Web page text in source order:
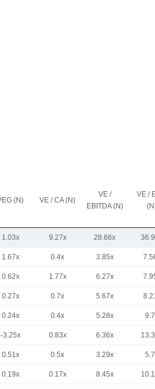
(N) VE / CA (N)
VE /
EBITDA (N)
VE /
1.03x 9.27x 28.66x
1.67x 0.4x 3.85x
0.62x 1.77x 6.27x
0.27x 0.7x 5.67x
0.24x 0.4x 5.28x
-3.25x 0.83x 6.36x
0.51x 0.5x 3.29x
0.19x 0.17x 8.45x